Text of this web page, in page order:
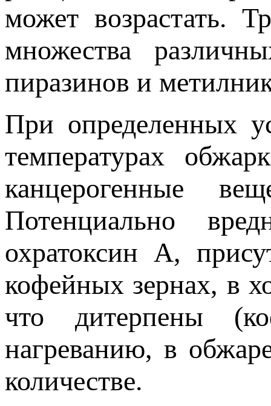
может возрастать.
множества
пиразинов и
При определенных
температурах
канцерогенные
Потенциально
охратоксин А,
кофейных зернах, в
что дитерпены
нагреванию, в
количестве.